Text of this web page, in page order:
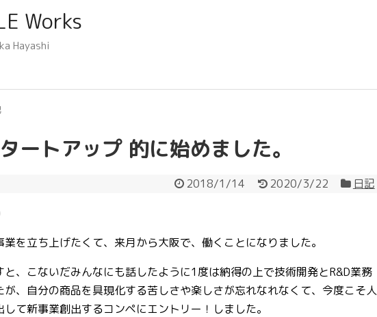
Works
Hayashi
ートアップ 的に始めました。
2018/1/14 2020/3/22
日記
を立ち上げたくて、来月から大阪で、働くことになりました。
と、こないだみんなにも話したように1度は納得の上で技術開発とR&D業務
が、自分の商品を具現化する苦しさや楽しさが忘れなれなくて、今度こそ人
て新事業創出するコンペにエントリー！しました。